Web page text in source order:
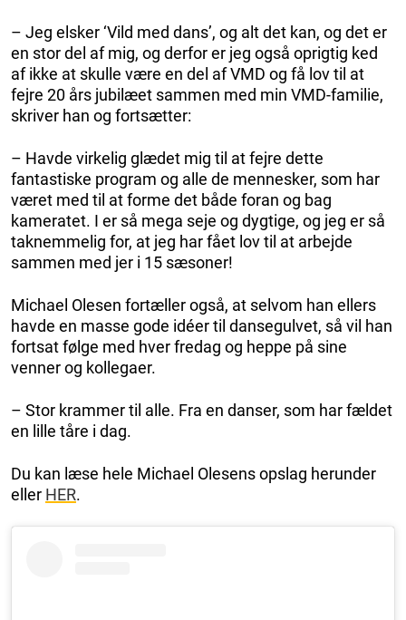
– Jeg elsker ‘Vild med dans’, og alt det kan, og det er
en stor del af mig, og derfor er jeg også oprigtig ked
af ikke at skulle være en del af VMD og få lov til at
fejre 20 års jubilæet sammen med min VMD-familie,
skriver han og fortsætter:
– Havde virkelig glædet mig til at fejre dette
fantastiske program og alle de mennesker, som har
været med til at forme det både foran og bag
kameratet. I er så mega seje og dygtige, og jeg er så
taknemmelig for, at jeg har fået lov til at arbejde
sammen med jer i 15 sæsoner!
Michael Olesen fortæller også, at selvom han ellers
havde en masse gode idéer til dansegulvet, så vil han
fortsat følge med hver fredag og heppe på sine
venner og kollegaer.
– Stor krammer til alle. Fra en danser, som har fældet
en lille tåre i dag.
Du kan læse hele Michael Olesens opslag herunder
eller HER.